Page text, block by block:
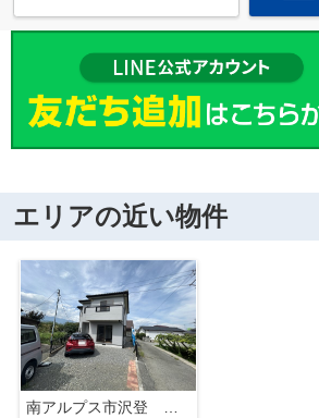
エリアの近い物件
南アルプス市沢登 中古戸建 内外装フルリフォーム済み